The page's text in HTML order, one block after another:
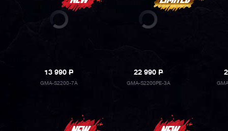
13 990P
GMA-S2200-7A
22 990P
GMA-S2200PE-3A